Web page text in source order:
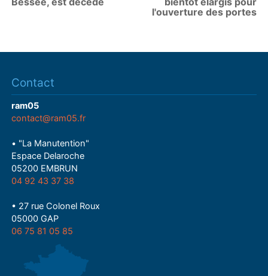
l'ouverture des portes
Contact
ram05
contact@ram05.fr
• "La Manutention"
Espace Delaroche
05200 EMBRUN
04 92 43 37 38
• 27 rue Colonel Roux
05000 GAP
06 75 81 05 85